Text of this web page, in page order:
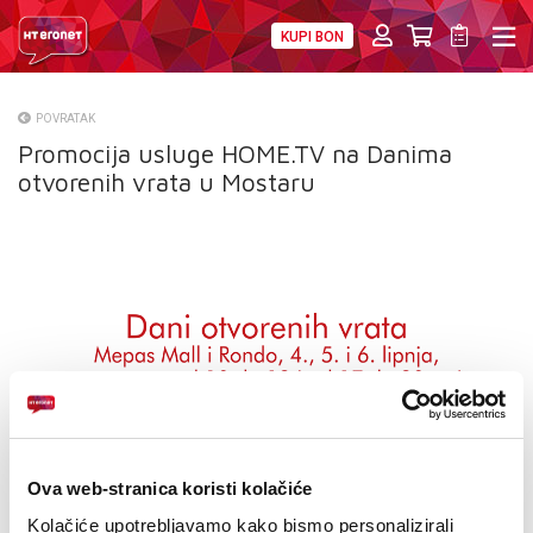
Ova web-stranica koristi kolačiće
Kolačiće upotrebljavamo kako bismo personalizirali
KUPI BON
O NAMA
VELEPRODAJA
E-RAČUN
POVRATAK
Promocija usluge HOME.TV na Danima
otvorenih vrata u Mostaru